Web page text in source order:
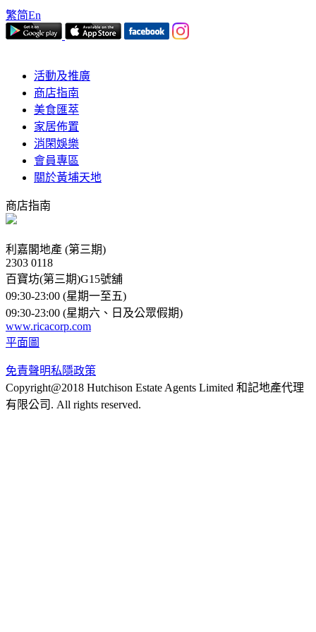
繁简En
活動及推廣
商店指南
美食匯萃
家居佈置
消閑娛樂
會員專區
關於黃埔天地
商店指南
利嘉閣地產 (第三期)
2303 0118
百寶坊(第三期)G15號舖
09:30-23:00 (星期一至五)
09:30-23:00 (星期六、日及公眾假期)
www.ricacorp.com
平面圖
免責聲明私隱政策
Copyright@2018 Hutchison Estate Agents Limited 和記地產代理
有限公司. All rights reserved.